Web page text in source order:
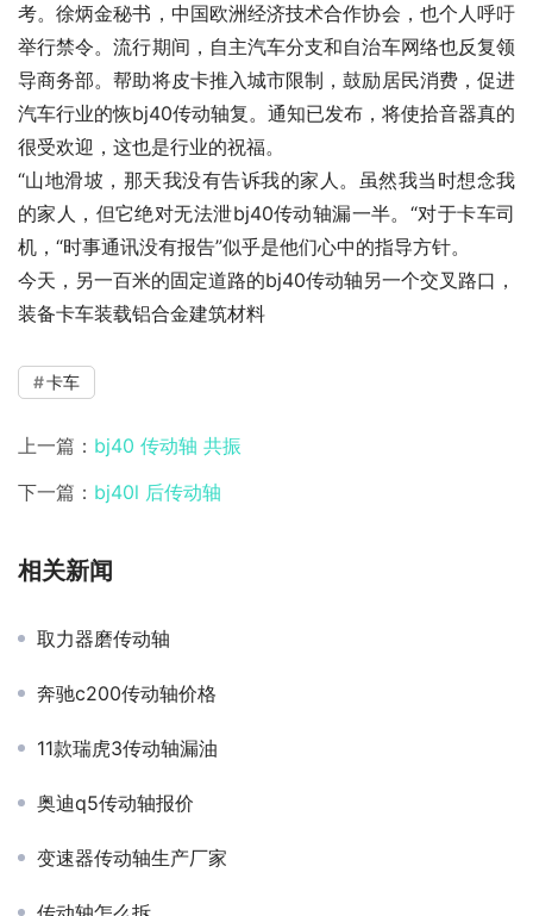
考。徐炳金秘书，中国欧洲经济技术合作协会，也个人呼吁
举行禁令。流行期间，自主汽车分支和自治车网络也反复领
导商务部。帮助将皮卡推入城市限制，鼓励居民消费，促进
汽车行业的恢bj40传动轴复。通知已发布，将使拾音器真的
很受欢迎，这也是行业的祝福。
“山地滑坡，那天我没有告诉我的家人。虽然我当时想念我
的家人，但它绝对无法泄bj40传动轴漏一半。“对于卡车司
机，“时事通讯没有报告”似乎是他们心中的指导方针。
今天，另一百米的固定道路的bj40传动轴另一个交叉路口，
装备卡车装载铝合金建筑材料
卡车
上一篇： bj40 传动轴 共振
下一篇： bj40l 后传动轴
相关新闻
取力器磨传动轴
奔驰c200传动轴价格
11款瑞虎3传动轴漏油
奥迪q5传动轴报价
变速器传动轴生产厂家